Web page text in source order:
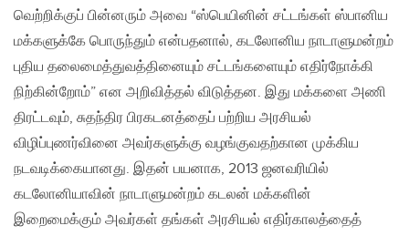
வெற்றிக்குப் பின்னரும் அவை “ஸ்பெயினின் சட்டங்கள் ஸ்பானிய
மக்களுக்கே பொருந்தும் என்பதனால், கடலோனிய நாடாளுமன்றம்
புதிய தலைமைத்துவத்தினையும் சட்டங்களையும் எதிர்நோக்கி
நிற்கின்றோம்” என அறிவித்தல் விடுத்தன. இது மக்களை அணி
திரட்டவும், சுதந்திர பிரகடனத்தைப் பற்றிய அரசியல்
விழிப்புணர்வினை அவர்களுக்கு வழங்குவதற்கான முக்கிய
நடவடிக்கையானது. இதன் பயனாக, 2013 ஜனவரியில்
கடலோனியாவின் நாடாளுமன்றம் கடலன் மக்களின்
இறைமைக்கும் அவர்கள் தங்கள் அரசியல் எதிர்காலத்தைத்